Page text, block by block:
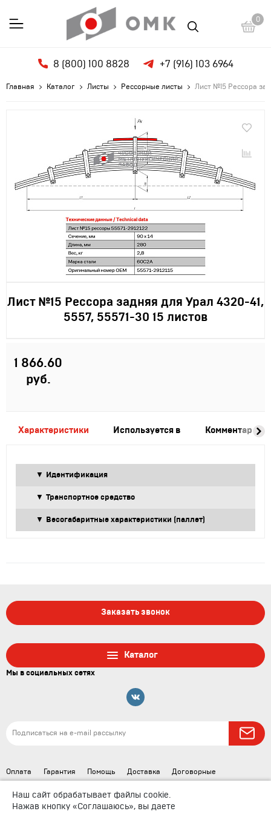
0
8 (800) 100 8828 +7 (916) 103 6964
Главная Каталог Листы Рессорные листы Лист №15 Рессора
Лист №15 Рессора задняя для Урал 4320-41,
5557, 55571-30 15 листов
1 866.60
руб.
Характеристики Используется в Комментарии
Идентификация
Транспортное средство
Весогабаритные характеристики (паллет)
Заказать звонок
Каталог
Мы в социальных сетях
Оплата Гарантия Помощь Доставка
Договорные
документы
Наш сайт обрабатывает файлы cookie.
Нажав кнопку «Соглашаюсь», вы даете